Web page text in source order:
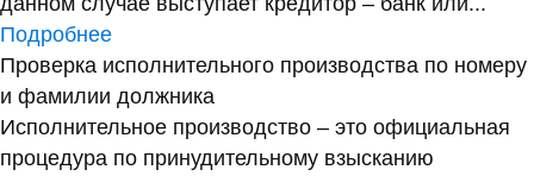
Подробнее
Проверка исполнительного производства по номеру
и фамилии должника
Исполнительное производство – это официальная
процедура по принудительному взысканию